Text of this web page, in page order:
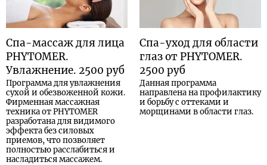
Спа-массаж для лица
PHYTOMER.
Увлажнение. 2500 руб
Программа для увлажнения
сухой и обезвоженной кожи.
Фирменная массажная
техника от PHYTOMER
разработана для видимого
эффекта без силовых
приемов, что позволяет
полностью расслабиться и
насладиться массажем.
Спа-уход для области
глаз от PHYTOMER.
2500 руб
Данная программа
направлена на профилактику
и борьбу с оттеками и
морщинами в области глаз.